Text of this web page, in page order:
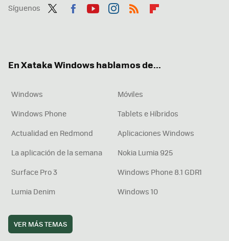
Síguenos
En Xataka Windows hablamos de...
Windows
Móviles
Windows Phone
Tablets e Híbridos
Actualidad en Redmond
Aplicaciones Windows
La aplicación de la semana
Nokia Lumia 925
Surface Pro 3
Windows Phone 8.1 GDR1
Lumia Denim
Windows 10
VER MÁS TEMAS